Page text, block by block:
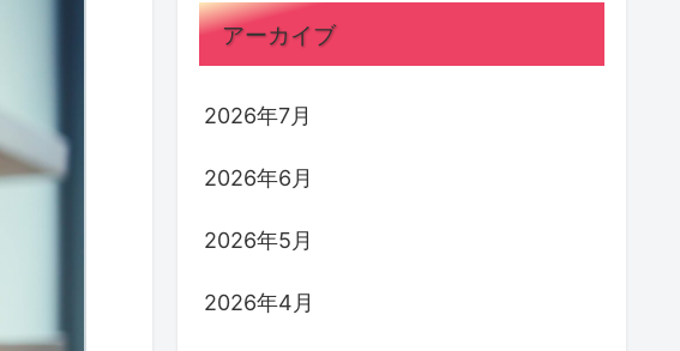
アーカイブ
2026年7月
2026年6月
2026年5月
2026年4月